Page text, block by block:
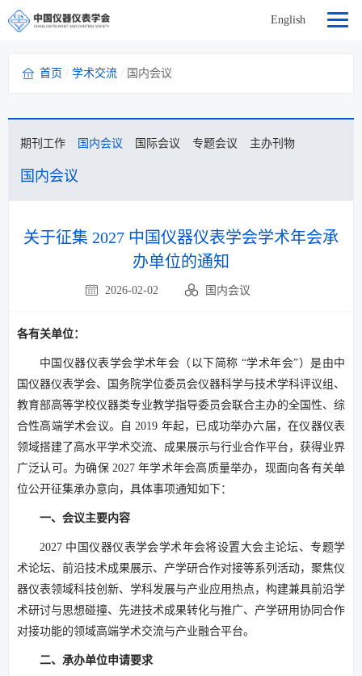
English
首页 学术交流 国内会议
期刊工作 国内会议 国际会议 专题会议 主办刊物
国内会议
关于征集 2027 中国仪器仪表学会学术年会承
办单位的通知
2026-02-02 国内会议
各有关单位：
中国仪器仪表学会学术年会（以下简称 “学术年会”）是由中
国仪器仪表学会、国务院学位委员会仪器科学与技术学科评议组、
教育部高等学校仪器类专业教学指导委员会联合主办的全国性、综
合性高端学术会议。自 2019 年起，已成功举办六届，在仪器仪表
领域搭建了高水平学术交流、成果展示与行业合作平台，获得业界
广泛认可。为确保 2027 年学术年会高质量举办，现面向各有关单
位公开征集承办意向，具体事项通知如下：
一、会议主要内容
2027 中国仪器仪表学会学术年会将设置大会主论坛、专题学
术论坛、前沿技术成果展示、产学研合作对接等系列活动，聚焦仪
器仪表领域科技创新、学科发展与产业应用热点，构建兼具前沿学
术研讨与思想碰撞、先进技术成果转化与推广、产学研用协同合作
对接功能的领域高端学术交流与产业融合平台。
二、承办单位申请要求